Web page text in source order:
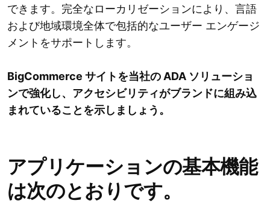
できます。完全なローカリゼーションにより、言語
および地域環境全体で包括的なユーザー エンゲージ
メントをサポートします。
BigCommerce サイトを当社の ADA ソリューショ
ンで強化し、アクセシビリティがブランドに組み込
まれていることを示しましょう。
アプリケーションの基本機能
は次のとおりです。